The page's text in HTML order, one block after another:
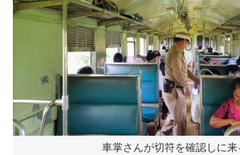
車掌さんが切符を確認しに来